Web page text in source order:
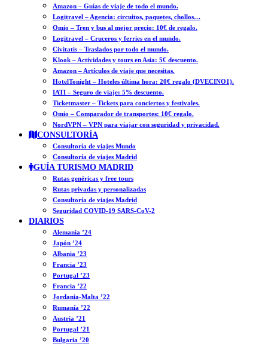
Amazon – Guías de viaje de todo el mundo.
Logitravel – Agencia: circuitos, paquetes, chollos…
Omio – Tren y bus al mejor precio: 10€ de regalo.
Logitravel – Cruceros y ferries en el mundo.
Civitatis – Traslados por todo el mundo.
Klook – Actividades y tours en Asia: 5€ descuento.
Amazon – Artículos de viaje que necesitas.
HotelTonight – Hoteles última hora: 20€ regalo (DVECINO1).
IATI – Seguro de viaje: 5% descuento.
Ticketmaster – Tickets para conciertos y festivales.
Omio – Comparador de transportes: 10€ regalo.
NordVPN – VPN para viajar con seguridad y privacidad.
CONSULTORÍA
Consultoría de viajes Mundo
Consultoría de viajes Madrid
GUÍA TURISMO MADRID
Rutas genéricas y free tours
Rutas privadas y personalizadas
Consultoría de viajes Madrid
Seguridad COVID-19 SARS-CoV-2
DIARIOS
Alemania ’24
Japón ’24
Albania ’23
Francia ’23
Portugal ’23
Francia ’22
Jordania-Malta ’22
Rumanía ’22
Austria ’21
Portugal ’21
Bulgaria ’20